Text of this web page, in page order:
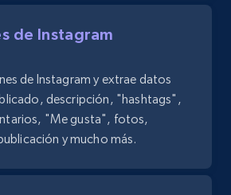
Discover new posts
url, Title, Headline, Post
de Instagram
de Instagram y extrae datos
descripción, "hashtags",
"Me gusta", fotos,
y mucho más.